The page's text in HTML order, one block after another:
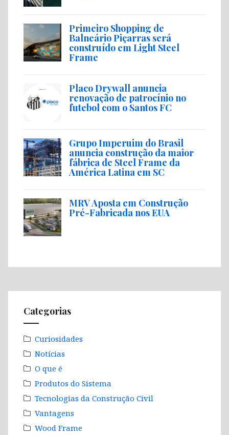
Primeiro Shopping de
Balneário Piçarras será
construído em Light Steel
Frame
Placo Drywall anuncia
renovação de patrocínio no
futebol com o Santos FC
Grupo Imperuim do Brasil
anuncia construção da maior
fábrica de Steel Frame da
América Latina em SC
MRV Aposta em Construção
Pré-Fabricada nos EUA
Categorias
Curiosidades
Notícias
O que é
Produtos do Sistema
Tecnologias da Construção Civil
Vantagens
Wood Frame